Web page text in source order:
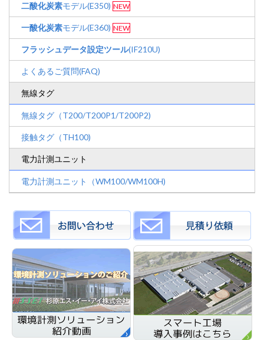
二酸化炭素モデル(E350) NEW
一酸化炭素モデル(E360) NEW
フラッシュデータ設定ツール(IF210U)
よくあるご質問(FAQ)
無線タグ
無線タグ（T200/T200P1/T200P2)
接触タグ（TH100)
電力計測ユニット
電力計測ユニット（WM100/WM100H)